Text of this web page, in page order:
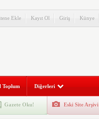
Ekle Kayıt Ol Giriş Künye
Toplum Diğerleri
Gazete Oku! Eski Site Arşivi